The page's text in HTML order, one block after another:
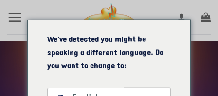
ン
テ
We've detected you might be
speaking a different language. Do
you want to change to: